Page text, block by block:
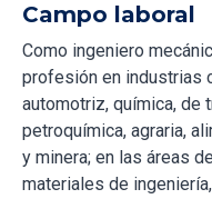
Campo laboral
Como ingeniero
profesión en industrias
automotriz, química, de
petroquímica, agraria,
y minera; en las áreas
materiales de